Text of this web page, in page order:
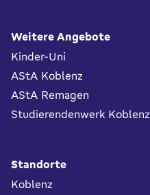
Fußbereich
Weitere Angebote
Kinder-Uni
AStA Koblenz
AStA Remagen
Studierendenwerk Koblenz
Standorte
Koblenz